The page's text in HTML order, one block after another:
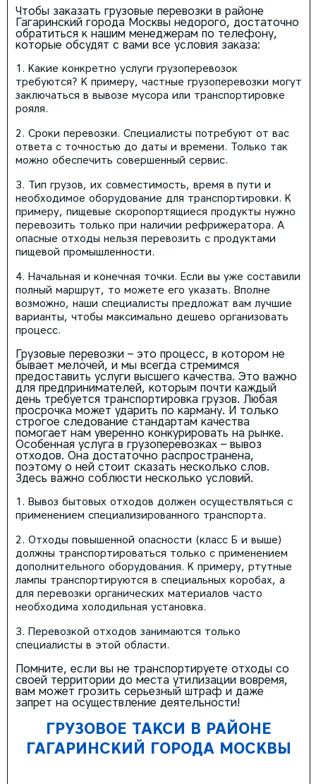
Чтобы заказать грузовые перевозки в районе
Гагаринский города Москвы недорого, достаточно
обратиться к нашим менеджерам по телефону,
которые обсудят с вами все условия заказа:
Какие конкретно услуги грузоперевозок
требуются? К примеру, частные грузоперевозки могут
заключаться в вывозе мусора или транспортировке
рояля.
Сроки перевозки. Специалисты потребуют от вас
ответа с точностью до даты и времени. Только так
можно обеспечить совершенный сервис.
Тип грузов, их совместимость, время в пути и
необходимое оборудование для транспортировки. К
примеру, пищевые скоропортящиеся продукты нужно
перевозить только при наличии рефрижератора. А
опасные отходы нельзя перевозить с продуктами
пищевой промышленности.
Начальная и конечная точки. Если вы уже составили
полный маршрут, то можете его указать. Вполне
возможно, наши специалисты предложат вам лучшие
варианты, чтобы максимально дешево организовать
процесс.
Грузовые перевозки – это процесс, в котором не
бывает мелочей, и мы всегда стремимся
предоставить услуги высшего качества. Это важно
для предпринимателей, которым почти каждый
день требуется транспортировка грузов. Любая
просрочка может ударить по карману. И только
строгое следование стандартам качества
помогает нам уверенно конкурировать на рынке.
Особенная услуга в грузоперевозках – вывоз
отходов. Она достаточно распространена,
поэтому о ней стоит сказать несколько слов.
Здесь важно соблюсти несколько условий.
Вывоз бытовых отходов должен осуществляться с
применением специализированного транспорта.
Отходы повышенной опасности (класс Б и выше)
должны транспортироваться только с применением
дополнительного оборудования. К примеру, ртутные
лампы транспортируются в специальных коробах, а
для перевозки органических материалов часто
необходима холодильная установка.
Перевозкой отходов занимаются только
специалисты в этой области.
Помните, если вы не транспортируете отходы со
своей территории до места утилизации вовремя,
вам может грозить серьезный штраф и даже
запрет на осуществление деятельности!
ГРУЗОВОЕ ТАКСИ В РАЙОНЕ
ГАГАРИНСКИЙ ГОРОДА МОСКВЫ